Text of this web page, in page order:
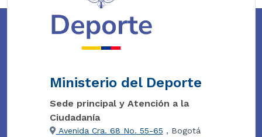
Ministerio del Deporte
Sede principal y Atención a la
Ciudadanía
Avenida Cra. 68 No. 55-65 , Bogotá